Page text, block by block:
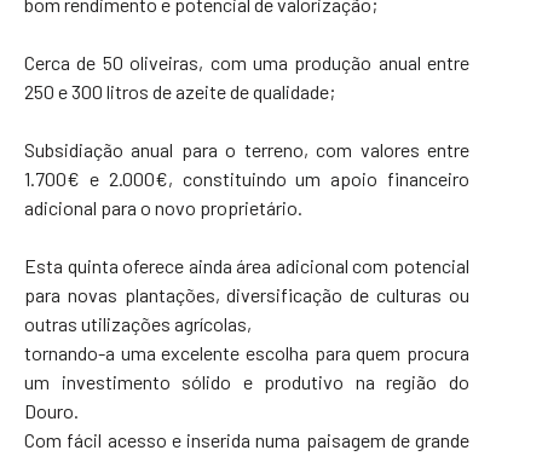
bom rendimento e potencial de valorização;
Cerca de 50 oliveiras, com uma produção anual entre
250 e 300 litros de azeite de qualidade;
Subsidiação anual para o terreno, com valores entre
1.700€ e 2.000€, constituindo um apoio financeiro
adicional para o novo proprietário.
Esta quinta oferece ainda área adicional com potencial
para novas plantações, diversificação de culturas ou
outras utilizações agrícolas,
tornando-a uma excelente escolha para quem procura
um investimento sólido e produtivo na região do
Douro.
Com fácil acesso e inserida numa paisagem de grande